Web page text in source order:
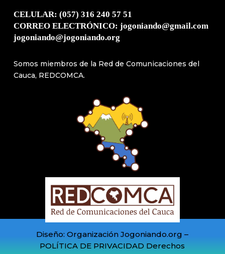
CELULAR: (057) 316 240 57 51
CORREO ELECTRÓNICO: jogoniando@gmail.com
jogoniando@jogoniando.org
Somos miembros de la Red de Comunicaciones del
Cauca, REDCOMCA.
Diseño: Organización Jogoniando.org –
POLÍTICA DE PRIVACIDAD Derechos